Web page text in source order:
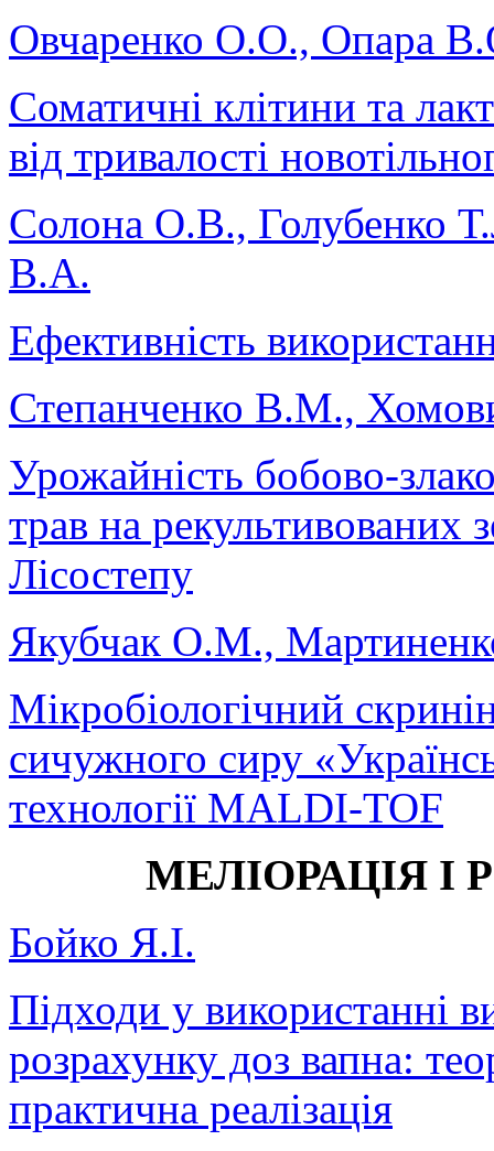
Овчаренко О.О., Опара
Соматичні клітини та
від тривалості
Солона О.В., Голубенко
В.А.
Ефективність
Степанченко В.М.,
Урожайність бобово-
трав на рекультивованих
Лісостепу
Якубчак О.М.,
Мікробіологічний
сичужного сиру
технології MALDI-TOF
МЕЛІОРАЦІЯ І
Бойко Я.І.
Підходи у використанні
розрахунку доз вапна:
практична реалізація